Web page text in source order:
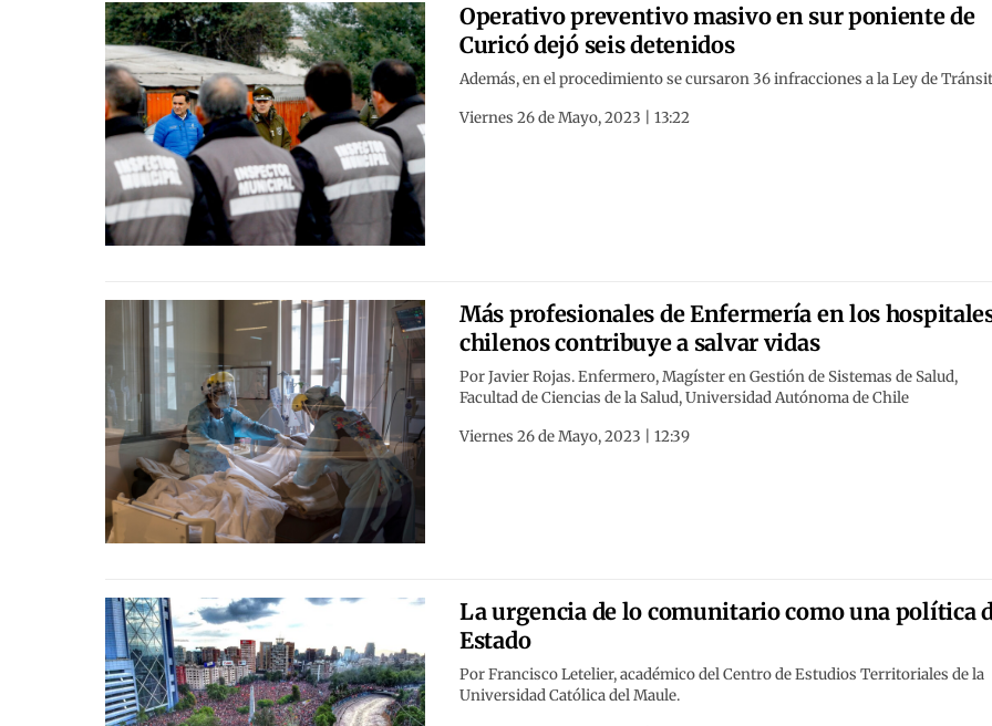
Operativo preventivo masivo en sur poniente de
Curicó dejó seis detenidos
Además, en el procedimiento se cursaron 36 infracciones a la Ley de
Viernes 26 de Mayo, 2023 | 13:22
Más profesionales de Enfermería en los
chilenos contribuye a salvar vidas
Por Javier Rojas. Enfermero, Magíster en Gestión de Sistemas de Salud,
Facultad de Ciencias de la Salud, Universidad Autónoma de Chile
Viernes 26 de Mayo, 2023 | 12:39
La urgencia de lo comunitario como una política
Estado
Por Francisco Letelier, académico del Centro de Estudios Territoriales de la
Universidad Católica del Maule.